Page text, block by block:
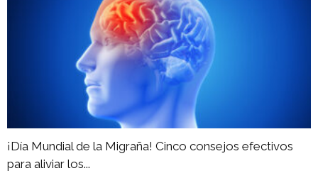
¡Día Mundial de la Migraña! Cinco consejos efectivos
para aliviar los...